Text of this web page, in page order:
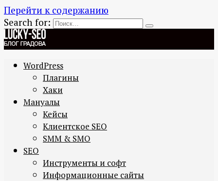
Перейти к содержанию
Search for:
WordPress
Плагины
Хаки
Мануалы
Кейсы
Клиентское SEO
SMM & SMO
SEO
Инструменты и софт
Информационные сайты